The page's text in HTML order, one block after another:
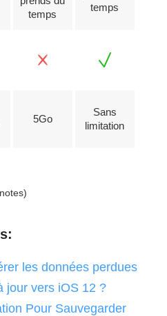
temps
temps
5Go
Sans
limitation
notes)
les données perdues
jour vers iOS 12 ?
Pour Sauvegarder